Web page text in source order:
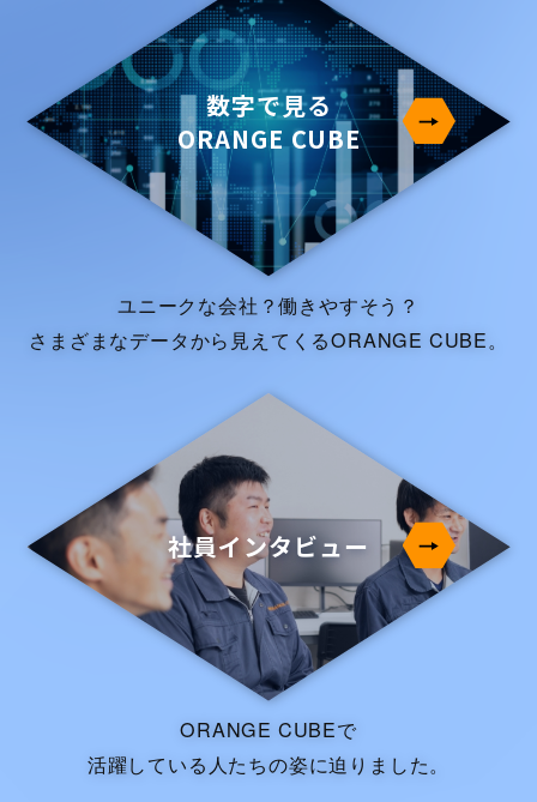
数字で見る
ORANGE CUBE
ユニークな会社？働きやすそう？
さまざまなデータから見えてくるORANGE CUBE。
社員インタビュー
ORANGE CUBEで
活躍している人たちの姿に迫りました。